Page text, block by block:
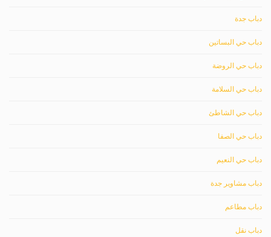
دباب جدة
دباب حي البساتين
دباب حي الروضة
دباب حي السلامة
دباب حي الشاطئ
دباب حي الصفا
دباب حي النعيم
دباب مشاوير جدة
دباب مطاعم
دباب نقل